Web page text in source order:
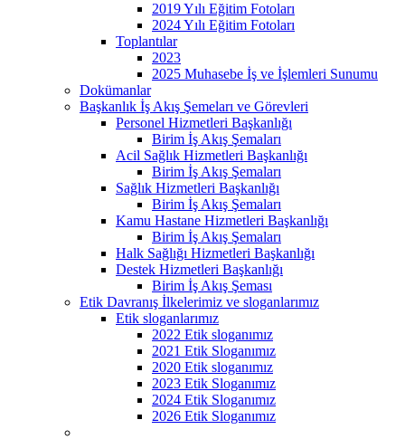
2019 Yılı Eğitim Fotoları
2024 Yılı Eğitim Fotoları
Toplantılar
2023
2025 Muhasebe İş ve İşlemleri Sunumu
Dokümanlar
Başkanlık İş Akış Şemeları ve Görevleri
Personel Hizmetleri Başkanlığı
Birim İş Akış Şemaları
Acil Sağlık Hizmetleri Başkanlığı
Birim İş Akış Şemaları
Sağlık Hizmetleri Başkanlığı
Birim İş Akış Şemaları
Kamu Hastane Hizmetleri Başkanlığı
Birim İş Akış Şemaları
Halk Sağlığı Hizmetleri Başkanlığı
Destek Hizmetleri Başkanlığı
Birim İş Akış Şeması
Etik Davranış İlkelerimiz ve sloganlarımız
Etik sloganlarımız
2022 Etik sloganımız
2021 Etik Sloganımız
2020 Etik sloganımız
2023 Etik Sloganımız
2024 Etik Sloganımız
2026 Etik Sloganımız